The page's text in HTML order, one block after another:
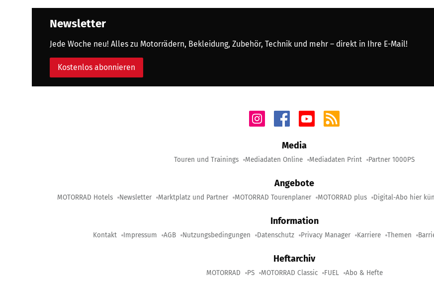
Newsletter
Jede Woche neu! Alles zu Motorrädern, Bekleidung, Zubehör, Technik und mehr – direkt in Ihre E-Mail!
Kostenlos abonnieren
Media
Touren und Trainings Mediadaten Online Mediadaten Print Partner 1000PS
Angebote
MOTORRAD Hotels Newsletter Marktplatz und Partner MOTORRAD Tourenplaner MOTORRAD plus Digital-Abo hier
Information
Kontakt Impressum AGB Nutzungsbedingungen Datenschutz Privacy Manager Karriere Themen
Heftarchiv
MOTORRAD PS MOTORRAD Classic FUEL Abo & Hefte